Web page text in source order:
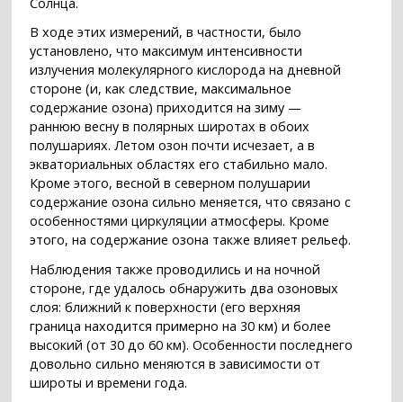
В ходе этих измерений, в частности, было
установлено, что максимум интенсивности
излучения молекулярного кислорода на дневной
стороне (и, как следствие, максимальное
содержание озона) приходится на зиму —
раннюю весну в полярных широтах в обоих
полушариях. Летом озон почти исчезает, а в
экваториальных областях его стабильно мало.
Кроме этого, весной в северном полушарии
содержание озона сильно меняется, что связано с
особенностями циркуляции атмосферы. Кроме
этого, на содержание озона также влияет рельеф.
Наблюдения также проводились и на ночной
стороне, где удалось обнаружить два озоновых
слоя: ближний к поверхности (его верхняя
граница находится примерно на 30 км) и более
высокий (от 30 до 60 км). Особенности последнего
довольно сильно меняются в зависимости от
широты и времени года.